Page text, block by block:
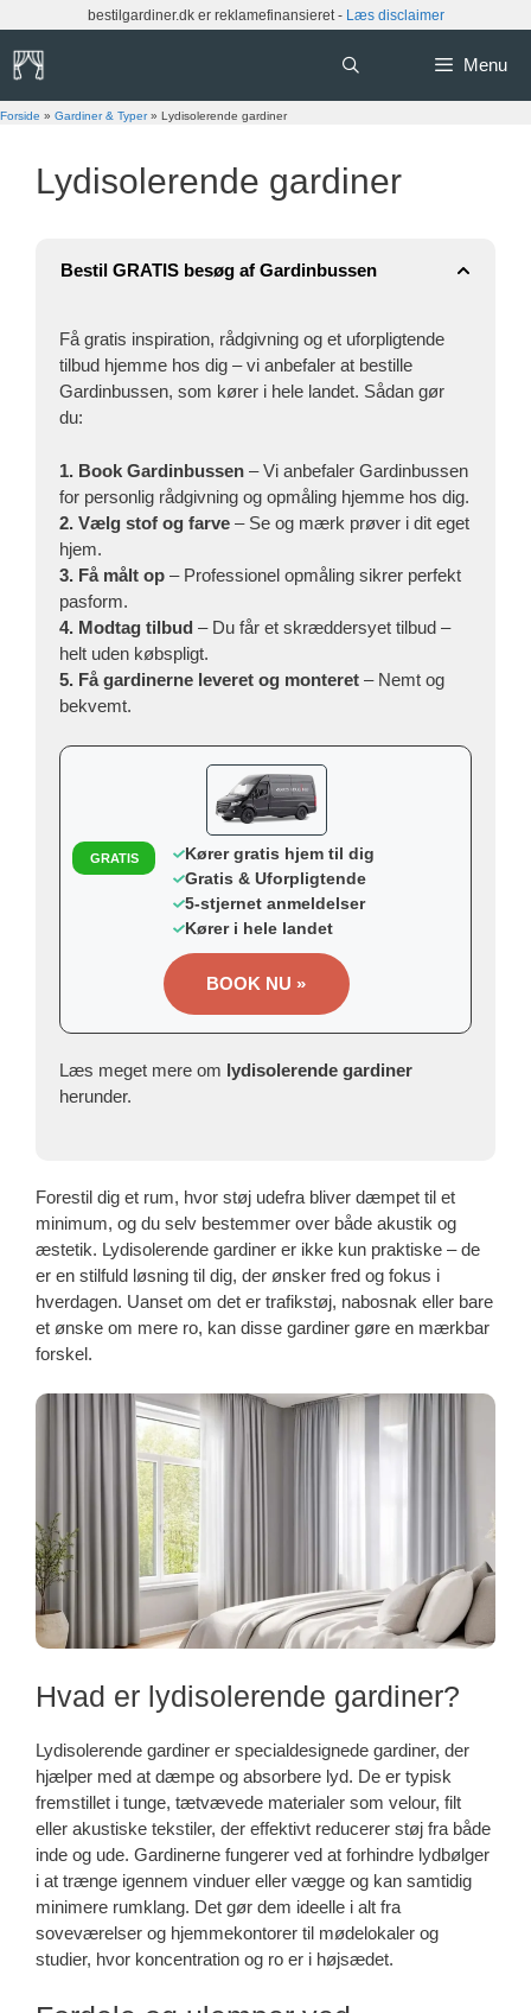
indhold
bestilgardiner.dk er reklamefinansieret - Læs disclaimer
Menu
Forside » Gardiner & Typer» Lydisolerende gardiner
Lydisolerende gardiner
Bestil GRATIS besøg af Gardinbussen
Få gratis inspiration, rådgivning og et uforpligtende
tilbud hjemme hos dig – vi anbefaler at bestille
Gardinbussen, som kører i hele landet. Sådan gør
du:
1. Book Gardinbussen – Vi anbefaler Gardinbussen
for personlig rådgivning og opmåling hjemme hos dig.
2. Vælg stof og farve – Se og mærk prøver i dit eget
hjem.
3. Få målt op – Professionel opmåling sikrer perfekt
pasform.
4. Modtag tilbud – Du får et skræddersyet tilbud –
helt uden købspligt.
5. Få gardinerne leveret og monteret – Nemt og
bekvemt.
GRATIS
Kører gratis hjem til dig
Gratis & Uforpligtende
5-stjernet anmeldelser
Kører i hele landet
BOOK NU »
Læs meget mere om lydisolerende gardiner
herunder.
Forestil dig et rum, hvor støj udefra bliver dæmpet til et
minimum, og du selv bestemmer over både akustik og
æstetik. Lydisolerende gardiner er ikke kun praktiske – de
er en stilfuld løsning til dig, der ønsker fred og fokus i
hverdagen. Uanset om det er trafikstøj, nabosnak eller bare
et ønske om mere ro, kan disse gardiner gøre en mærkbar
forskel.
Hvad er lydisolerende gardiner?
Lydisolerende gardiner er specialdesignede gardiner, der
hjælper med at dæmpe og absorbere lyd. De er typisk
fremstillet i tunge, tætvævede materialer som velour, filt
eller akustiske tekstiler, der effektivt reducerer støj fra både
inde og ude. Gardinerne fungerer ved at forhindre lydbølger
i at trænge igennem vinduer eller vægge og kan samtidig
minimere rumklang. Det gør dem ideelle i alt fra
soveværelser og hjemmekontorer til mødelokaler og
studier, hvor koncentration og ro er i højsædet.